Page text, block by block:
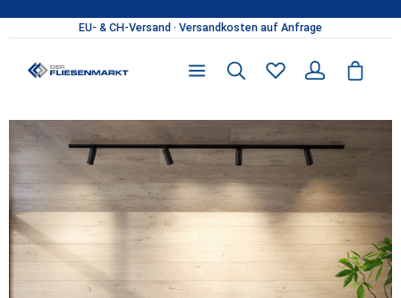
Zum Hauptinhalt springen
Du hast 0 Produkte